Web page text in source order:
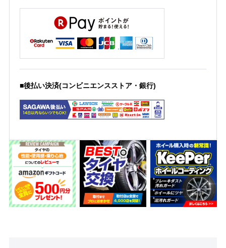
■後払い決済(コンビニエンスストア・銀行)